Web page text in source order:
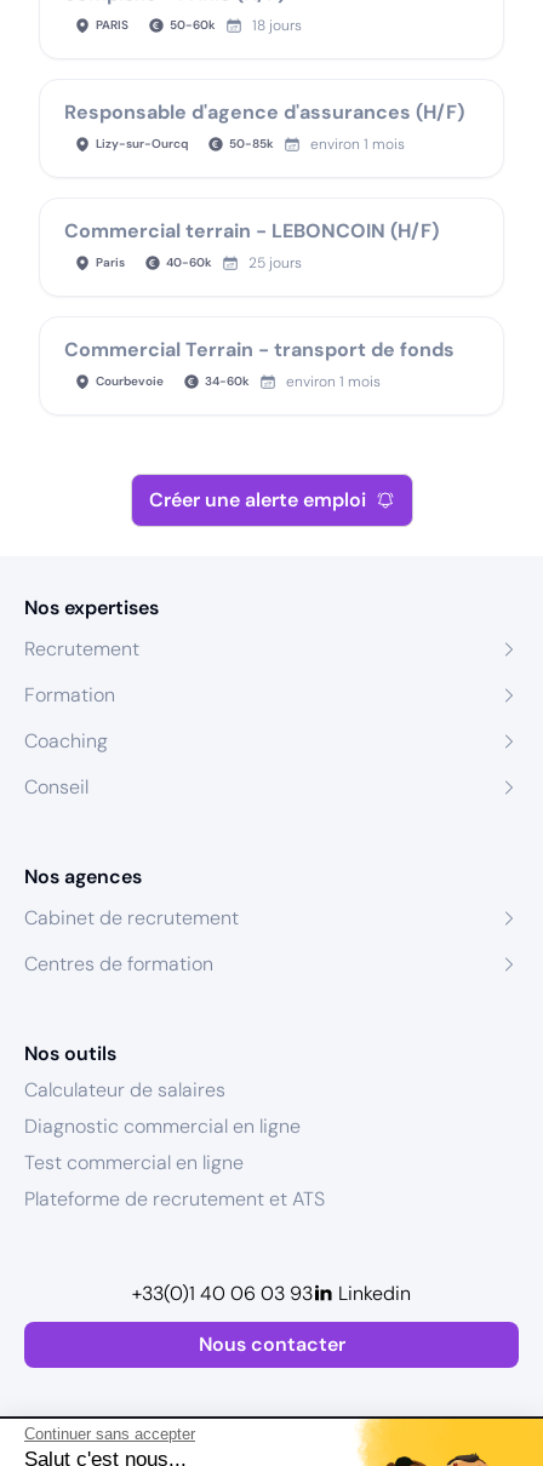
Continuer sans accepter
Salut c'est nous...
PARIS 50-60k 18 jours
Responsable d'agence d'assurances (H/F)
Lizy-sur-Ourcq 50-85k environ 1 mois
Commercial terrain - LEBONCOIN (H/F)
Paris 40-60k 25 jours
Commercial Terrain - transport de fonds
Courbevoie 34-60k environ 1 mois
Créer une alerte emploi
Nos expertises
Recrutement
Formation
Coaching
Conseil
Nos agences
Cabinet de recrutement
Centres de formation
Nos outils
Calculateur de salaires
Diagnostic commercial en ligne
Test commercial en ligne
Plateforme de recrutement et ATS
Nous contacter
+33(0)1 40 06 03 93 Linkedin